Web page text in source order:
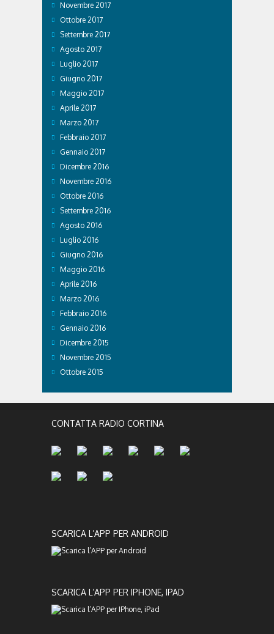
Novembre 2017
Ottobre 2017
Settembre 2017
Agosto 2017
Luglio 2017
Giugno 2017
Maggio 2017
Aprile 2017
Marzo 2017
Febbraio 2017
Gennaio 2017
Dicembre 2016
Novembre 2016
Ottobre 2016
Settembre 2016
Agosto 2016
Luglio 2016
Giugno 2016
Maggio 2016
Aprile 2016
Marzo 2016
Febbraio 2016
Gennaio 2016
Dicembre 2015
Novembre 2015
Ottobre 2015
CONTATTA RADIO CORTINA
SCARICA L’APP PER ANDROID
SCARICA L’APP PER IPHONE, IPAD